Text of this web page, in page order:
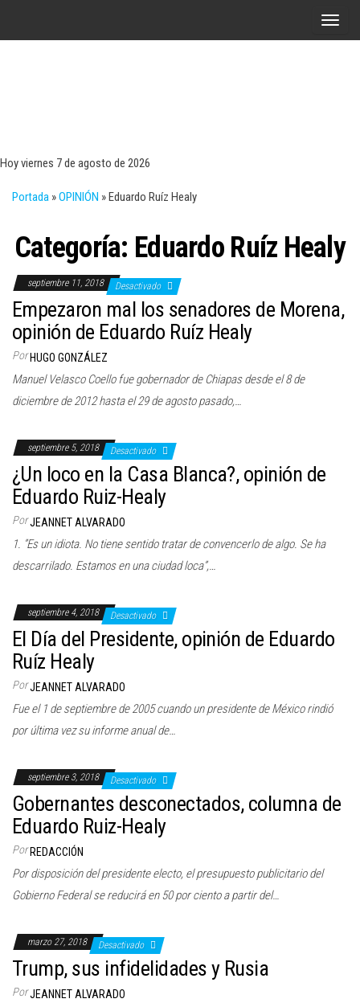
A
n
e
Hoy viernes 7 de agosto de 2026
Portada »OPINIÓN »Eduardo Ruíz Healy
Categoría: Eduardo Ruíz Healy
septiembre 11, 2018 Desactivado
Empezaron mal los senadores de Morena,
opinión de Eduardo Ruíz Healy
Por HUGO GONZÁLEZ
Manuel Velasco Coello fue gobernador de Chiapas desde el 8 de
diciembre de 2012 hasta el 29 de agosto pasado,…
septiembre 5, 2018 Desactivado
¿Un loco en la Casa Blanca?, opinión de
Eduardo Ruiz-Healy
PorJEANNET ALVARADO
1. ”Es un idiota. No tiene sentido tratar de convencerlo de algo. Se ha
descarrilado. Estamos en una ciudad loca”,…
septiembre 4, 2018 Desactivado
El Día del Presidente, opinión de Eduardo
Ruíz Healy
PorJEANNET ALVARADO
Fue el 1 de septiembre de 2005 cuando un presidente de México rindió
por última vez su informe anual de…
septiembre 3, 2018 Desactivado
Gobernantes desconectados, columna de
Eduardo Ruiz-Healy
Por REDACCIÓN
Por disposición del presidente electo, el presupuesto publicitario del
Gobierno Federal se reducirá en 50 por ciento a partir del…
marzo 27, 2018 Desactivado
Trump, sus infidelidades y Rusia
PorJEANNET ALVARADO